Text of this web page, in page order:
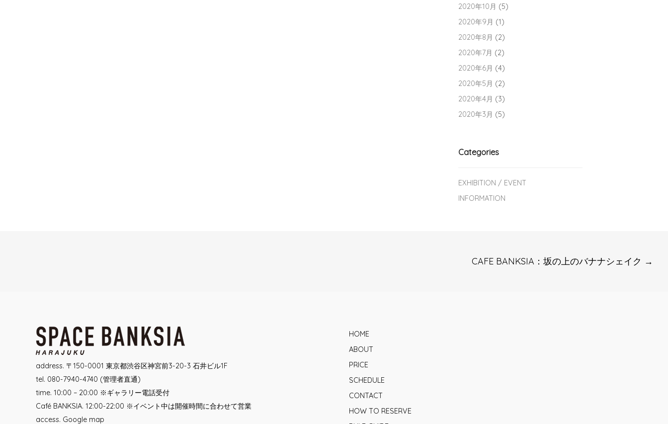
2020年10月 (5)
2020年9月 (1)
2020年8月 (2)
2020年7月 (2)
2020年6月 (4)
2020年5月 (2)
2020年4月 (3)
2020年3月 (5)
Categories
EXHIBITION / EVENT
INFORMATION
CAFE BANKSIA：坂の上のバナナシェイク →
address. 〒150-0001 東京都渋谷区神宮前3-20-3 石井ビル1F
tel. 080-7940-4740 (管理者直通)
time. 10:00 – 20:00 ※ギャラリー電話受付
Café BANKSIA. 12:00-22:00 ※イベント中は開催時間に合わせて営業
access. Google map
HOME
ABOUT
PRICE
SCHEDULE
CONTACT
HOW TO RESERVE